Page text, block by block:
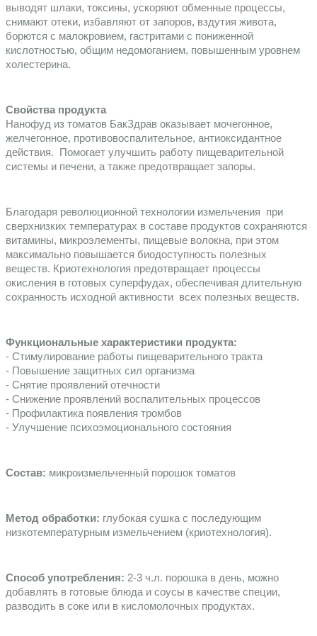
выводят шлаки, токсины, ускоряют обменные процессы,
снимают отеки, избавляют от запоров, вздутия живота,
борются с малокровием, гастритами с пониженной
кислотностью, общим недомоганием, повышенным уровнем
холестерина.
Свойства продукта
Нанофуд из томатов БакЗдрав оказывает мочегонное,
желчегонное, противовоспалительное, антиоксидантное
действия.  Помогает улучшить работу пищеварительной
системы и печени, а также предотвращает запоры.
Благодаря революционной технологии измельчения  при
сверхнизких температурах в составе продуктов сохраняются
витамины, микроэлементы, пищевые волокна, при этом
максимально повышается биодоступность полезных
веществ. Криотехнология предотвращает процессы
окисления в готовых суперфудах, обеспечивая длительную
сохранность исходной активности  всех полезных веществ.
Функциональные характеристики продукта:
- Стимулирование работы пищеварительного тракта
- Повышение защитных сил организма
- Снятие проявлений отечности
- Снижение проявлений воспалительных процессов
- Профилактика появления тромбов
- Улучшение психоэмоционального состояния
Состав: микроизмельченный порошок томатов
Метод обработки: глубокая сушка с последующим
низкотемпературным измельчением (криотехнология).
Способ употребления: 2-3 ч.л. порошка в день, можно
добавлять в готовые блюда и соусы в качестве специи,
разводить в соке или в кисломолочных продуктах.